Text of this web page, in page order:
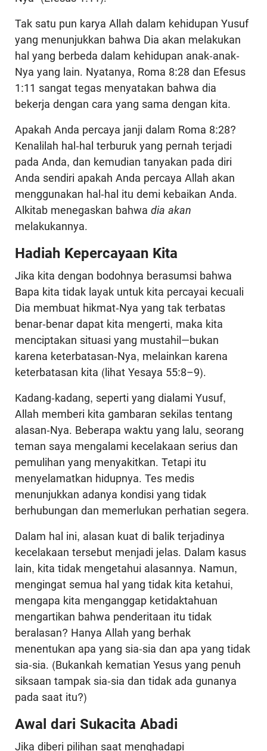
Tak satu pun karya Allah dalam kehidupan Yusuf
yang menunjukkan bahwa Dia akan melakukan
hal yang berbeda dalam kehidupan anak-anak-
Nya yang lain. Nyatanya, Roma 8:28 dan Efesus
1:11 sangat tegas menyatakan bahwa dia
bekerja dengan cara yang sama dengan kita.
Apakah Anda percaya janji dalam Roma 8:28?
Kenalilah hal-hal terburuk yang pernah terjadi
pada Anda, dan kemudian tanyakan pada diri
Anda sendiri apakah Anda percaya Allah akan
menggunakan hal-hal itu demi kebaikan Anda.
Alkitab menegaskan bahwa dia akan
melakukannya.
Hadiah Kepercayaan Kita
Jika kita dengan bodohnya berasumsi bahwa
Bapa kita tidak layak untuk kita percayai kecuali
Dia membuat hikmat-Nya yang tak terbatas
benar-benar dapat kita mengerti, maka kita
menciptakan situasi yang mustahil—bukan
karena keterbatasan-Nya, melainkan karena
keterbatasan kita (lihat Yesaya 55:8–9).
Kadang-kadang, seperti yang dialami Yusuf,
Allah memberi kita gambaran sekilas tentang
alasan-Nya. Beberapa waktu yang lalu, seorang
teman saya mengalami kecelakaan serius dan
pemulihan yang menyakitkan. Tetapi itu
menyelamatkan hidupnya. Tes medis
menunjukkan adanya kondisi yang tidak
berhubungan dan memerlukan perhatian segera.
Dalam hal ini, alasan kuat di balik terjadinya
kecelakaan tersebut menjadi jelas. Dalam kasus
lain, kita tidak mengetahui alasannya. Namun,
mengingat semua hal yang tidak kita ketahui,
mengapa kita menganggap ketidaktahuan
mengartikan bahwa penderitaan itu tidak
beralasan? Hanya Allah yang berhak
menentukan apa yang sia-sia dan apa yang tidak
sia-sia. (Bukankah kematian Yesus yang penuh
siksaan tampak sia-sia dan tidak ada gunanya
pada saat itu?)
Awal dari Sukacita Abadi
Jika diberi pilihan saat menghadapi